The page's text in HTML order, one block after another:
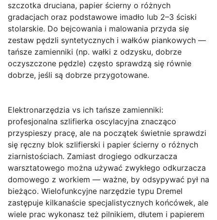
szczotka druciana, papier ścierny o różnych
gradacjach oraz podstawowe imadło lub 2–3 ściski
stolarskie. Do bejcowania i malowania przyda się
zestaw pędzli syntetycznych i wałków piankowych —
tańsze zamienniki (np. wałki z odzysku, dobrze
oczyszczone pędzle) często sprawdzą się równie
dobrze, jeśli są dobrze przygotowane.
Elektronarzędzia vs ich tańsze zamienniki:
profesjonalna szlifierka oscylacyjna znacząco
przyspieszy pracę, ale na początek świetnie sprawdzi
się ręczny blok szlifierski i papier ścierny o różnych
ziarnistościach. Zamiast drogiego odkurzacza
warsztatowego można używać zwykłego odkurzacza
domowego z workiem — ważne, by odsypywać pył na
bieżąco. Wielofunkcyjne narzędzie typu Dremel
zastępuje kilkanaście specjalistycznych końcówek, ale
wiele prac wykonasz też pilnikiem, dłutem i papierem